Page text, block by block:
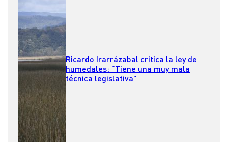
Ricardo Irarrázabal critica la ley de
humedales: “Tiene una muy mala
técnica legislativa”